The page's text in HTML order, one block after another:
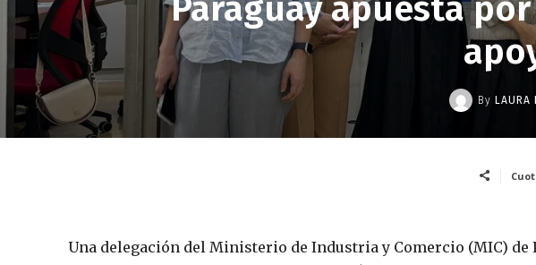
Paraguay apuesta
By LAURA
Una delegación del Ministerio de Industria y Comercio (MIC) de